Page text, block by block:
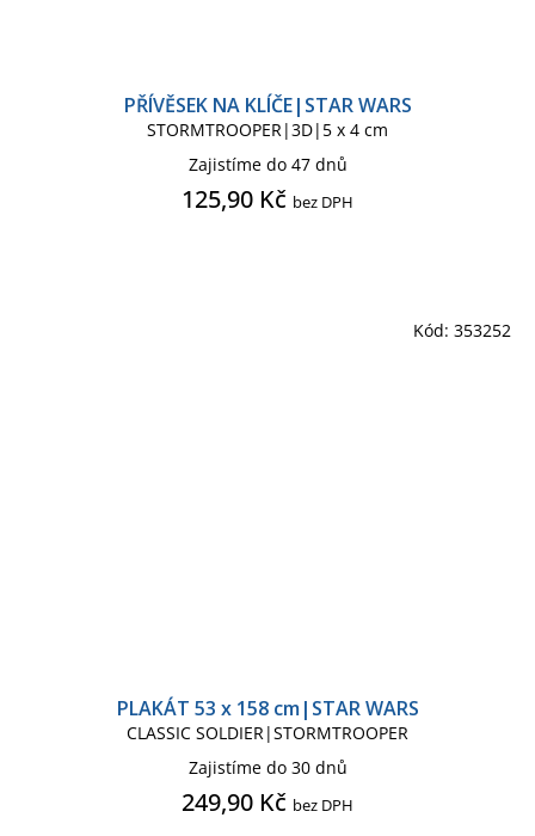
PŘÍVĚSEK NA KLÍČE|STAR WARS
STORMTROOPER|3D|5 x 4 cm
Zajistíme do 47 dnů
125,90 Kč bez DPH
PLAKÁT 53 x 158 cm|STAR WARS
CLASSIC SOLDIER|STORMTROOPER
Zajistíme do 30 dnů
249,90 Kč bez DPH
Kód: 353252